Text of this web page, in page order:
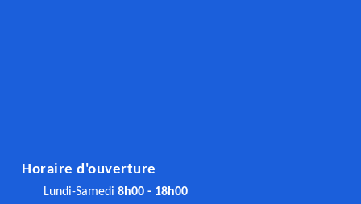
Horaire d'ouverture
Lundi-Samedi 8h00 - 18h00